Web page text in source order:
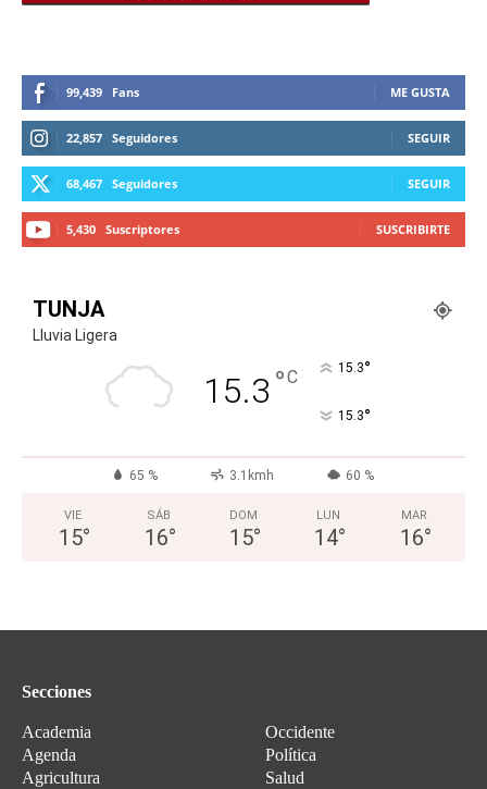
99,439 Fans ME GUSTA
22,857 Seguidores SEGUIR
68,467 Seguidores SEGUIR
5,430 Suscriptores SUSCRIBIRTE
TUNJA
Lluvia Ligera
15.3 °C 15.3°
15.3°
65 % 3.1kmh 60 %
VIE
15°
SÁB
16°
DOM
15°
LUN
14°
MAR
16°
Secciones
Academia
Agenda
Agricultura
Occidente
Política
Salud